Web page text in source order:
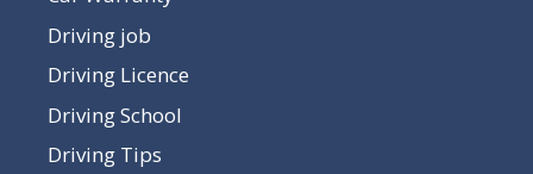
Driving job
Driving Licence
Driving School
Driving Tips